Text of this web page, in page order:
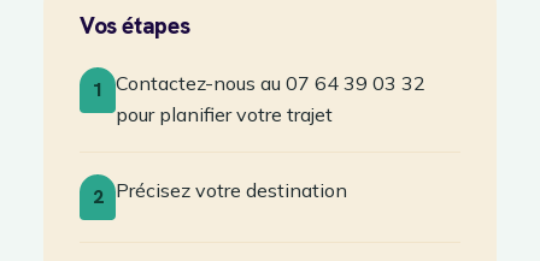
Vos étapes
1
Contactez-nous au 07 64 39 03 32
pour planifier votre trajet
2 Précisez votre destination